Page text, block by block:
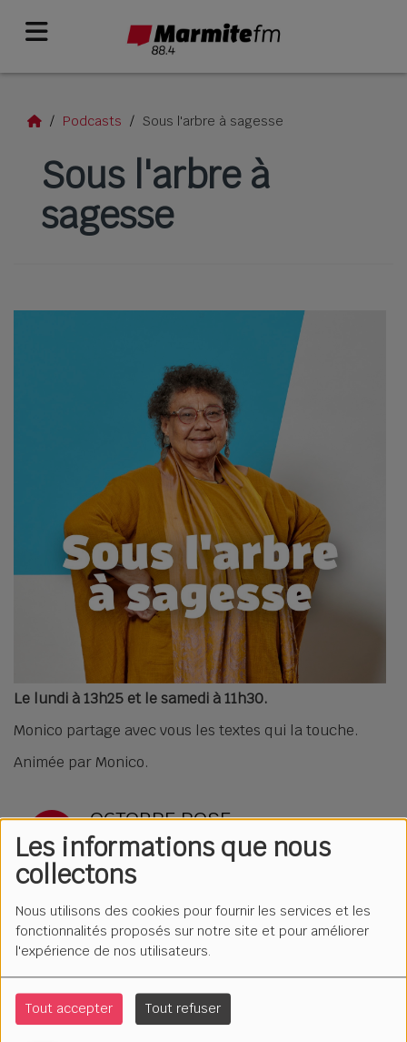
Les informations que nous
collectons
Nous utilisons des cookies pour fournir les services et les
fonctionnalités proposés sur notre site et pour améliorer
l'expérience de nos utilisateurs.
Tout accepter Tout refuser
Podcasts Sous l'arbre à sagesse
Sous l'arbre à
sagesse
Le lundi à 13h25 et le samedi à 11h30.
Monico partage avec vous les textes qui la touche.
Animée par Monico.
OCTOBRE ROSE
LE MONDE A MAL
GROUPE DE TEXTES